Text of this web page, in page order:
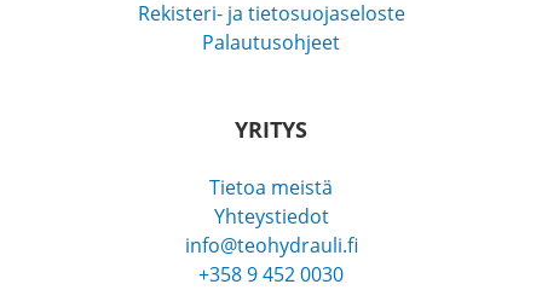
Rekisteri- ja tietosuojaseloste
Palautusohjeet
YRITYS
Tietoa meistä
Yhteystiedot
info@teohydrauli.fi
+358 9 452 0030